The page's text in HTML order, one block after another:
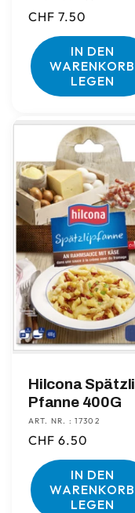
Normaler
Preis
CHF 7.50
IN DEN
WARENKORB
LEGEN
Hilcona Spätzli
Pfanne 400G
ART. NR. : 17302
Normaler
Preis
CHF 6.50
IN DEN
WARENKORB
LEGEN